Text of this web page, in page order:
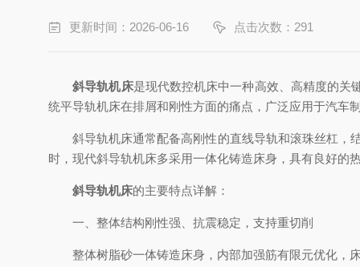
更新时间：2026-06-16 点击次数：291
斜导轨机床是现代数控机床中一种高效、高精度的关
统平导轨机床在排屑和刚性方面的痛点，广泛应用于汽车
斜导轨机床通常配备高刚性的直线导轨和滚珠丝杠，结
时，现代斜导轨机床多采用一体化铸造床身，具有良好的
斜导轨机床的主要特点详解：
一、整体结构刚性强、抗震稳定，支持重切削
整体树脂砂一体铸造床身，内部加强筋有限元优化，